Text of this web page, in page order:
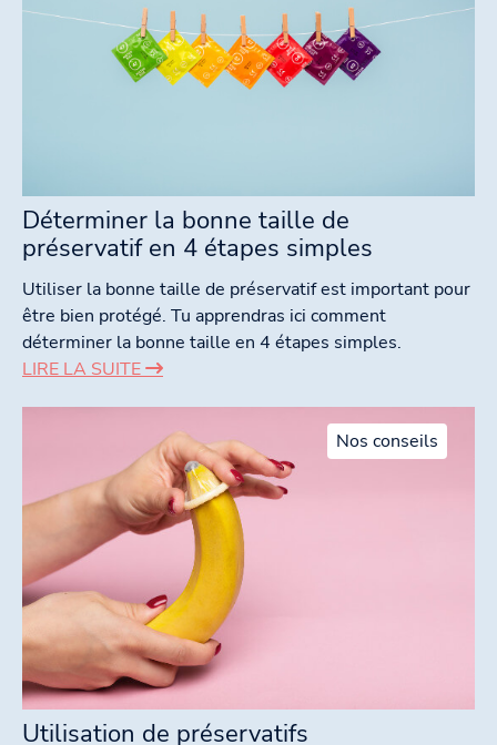
Déterminer la bonne taille de
préservatif en 4 étapes simples
Utiliser la bonne taille de préservatif est important pour
être bien protégé. Tu apprendras ici comment
déterminer la bonne taille en 4 étapes simples.
LIRE LA SUITE
Nos conseils
Utilisation de préservatifs